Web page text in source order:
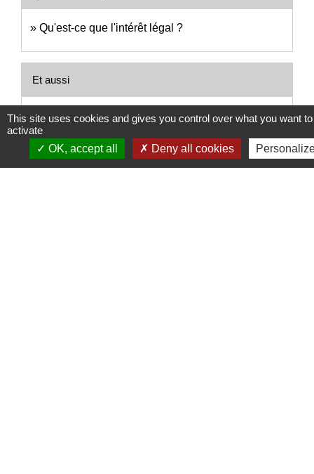
Qu'est-ce que l'intérêt légal ?
Et aussi
Délais de paiement entre professionnels et
pénalités de retard
Comptabilité - Facturation
This site uses cookies and gives you control over what you want to
activate
OK, accept all
Deny all cookies